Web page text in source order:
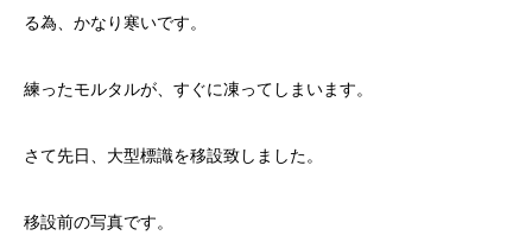
る為、かなり寒いです。
練ったモルタルが、すぐに凍ってしまいます。
さて先日、大型標識を移設致しました。
移設前の写真です。